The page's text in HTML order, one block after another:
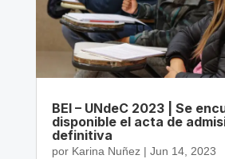
BEI – UNdeC 2023 | Se
disponible el acta de
definitiva
por Karina Nuñez| Jun 14, 2023